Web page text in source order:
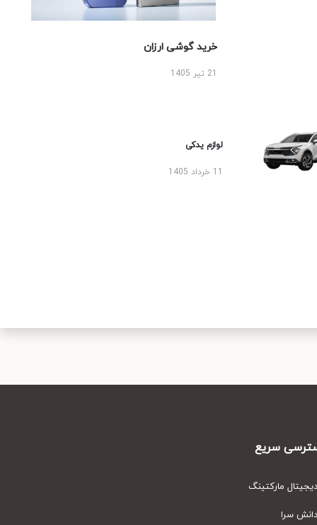
خرید گوشی ارزان
لوازم یدکی
سریع
مارکتینگ
سرا